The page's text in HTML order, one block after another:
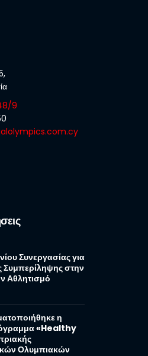
9
Συνεργασίας για
στην
Αθλητισμό
η
«Healthy
Ολυμπιακών